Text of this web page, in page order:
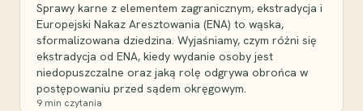
Sprawy karne z elementem zagranicznym, ekstradycja i
Europejski Nakaz Aresztowania (ENA) to wąska,
sformalizowana dziedzina. Wyjaśniamy, czym różni się
ekstradycja od ENA, kiedy wydanie osoby jest
niedopuszczalne oraz jaką rolę odgrywa obrońca w
postępowaniu przed sądem okręgowym.
9 min czytania